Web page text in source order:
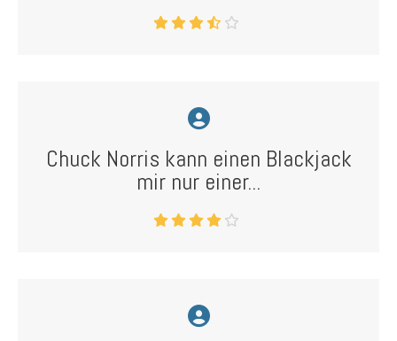
Chuck Norris kann einen Blackjack
mir nur einer...